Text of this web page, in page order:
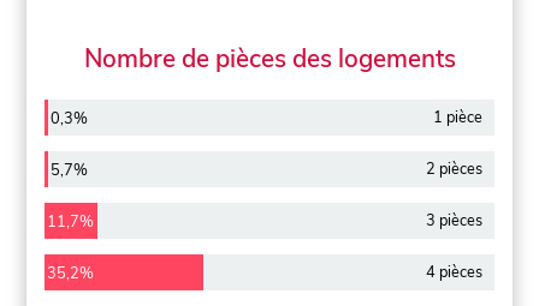
Nombre de pièces des logements
0,3% 1 pièce
5,7% 2 pièces
11,7% 3 pièces
35,2% 4 pièces